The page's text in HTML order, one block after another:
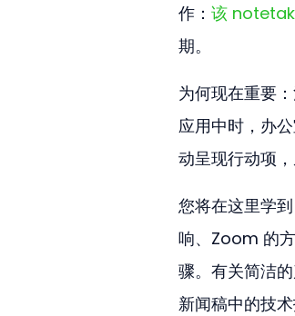
作： 该
期。
为何现在重要
应用中时，办
动呈现行动项
您将在这里学
响、Zoom 的
骤。有关简洁
新闻稿中的技术